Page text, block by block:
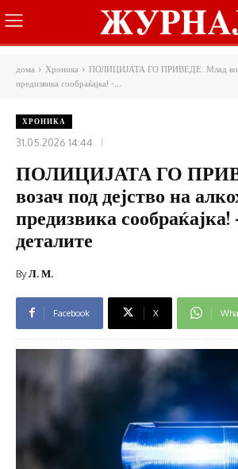
дома Хроника
ПОЛИЦИЈАТА ГО ПРИВЕДЕ: Млад
предизвика сообраќајка! -...
ХРОНИКА
31.05.2026 14:44
ПОЛИЦИЈАТА ГО
возач под дејство на
предизвика
деталите
ByЛ. М.
Facebook X